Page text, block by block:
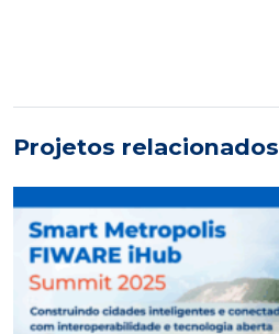
Projetos relacionados